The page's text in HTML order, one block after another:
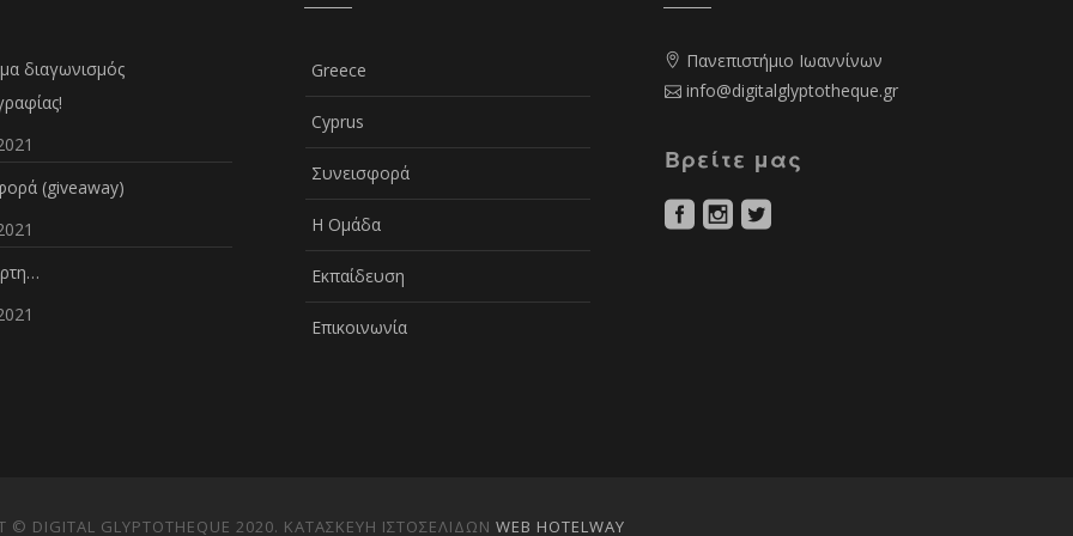
διαγωνισμός
(giveaway)
Greece
Cyprus
Συνεισφορά
Η Ομάδα
Εκπαίδευση
Επικοινωνία
Πανεπιστήμιο Ιωαννίνων
info@digitalglyptotheque.gr
Βρείτε μας
© DIGITAL GLYPTOTHEQUE 2020. ΚΑΤΑΣΚΕΥΗ ΙΣΤΟΣΕΛΙΔΩΝ WEB HOTELWAY